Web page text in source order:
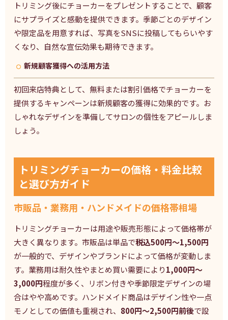
トリミング後にチョーカーをプレゼントすることで、顧客
にサプライズと感動を提供できます。季節ごとのデザイン
や限定品を用意すれば、写真をSNSに投稿してもらいやす
くなり、自然な宣伝効果も期待できます。
新規顧客獲得への活用方法
初回来店特典として、無料または割引価格でチョーカーを
提供するキャンペーンは新規顧客の獲得に効果的です。お
しゃれなデザインを準備してサロンの個性をアピールしま
しょう。
トリミングチョーカーの価格・料金比較
と選び方ガイド
市販品・業務用・ハンドメイドの価格帯相場
トリミングチョーカーは用途や販売形態によって価格帯が
大きく異なります。市販品は単品で税込500円～1,500円
が一般的で、デザインやブランドによって価格が変動しま
す。業務用は耐久性やまとめ買い需要により1,000円～
3,000円程度が多く、リボン付きや季節限定デザインの場
合はやや高めです。ハンドメイド商品はデザイン性や一点
モノとしての価値も重視され、 800円～2,500円前後で設